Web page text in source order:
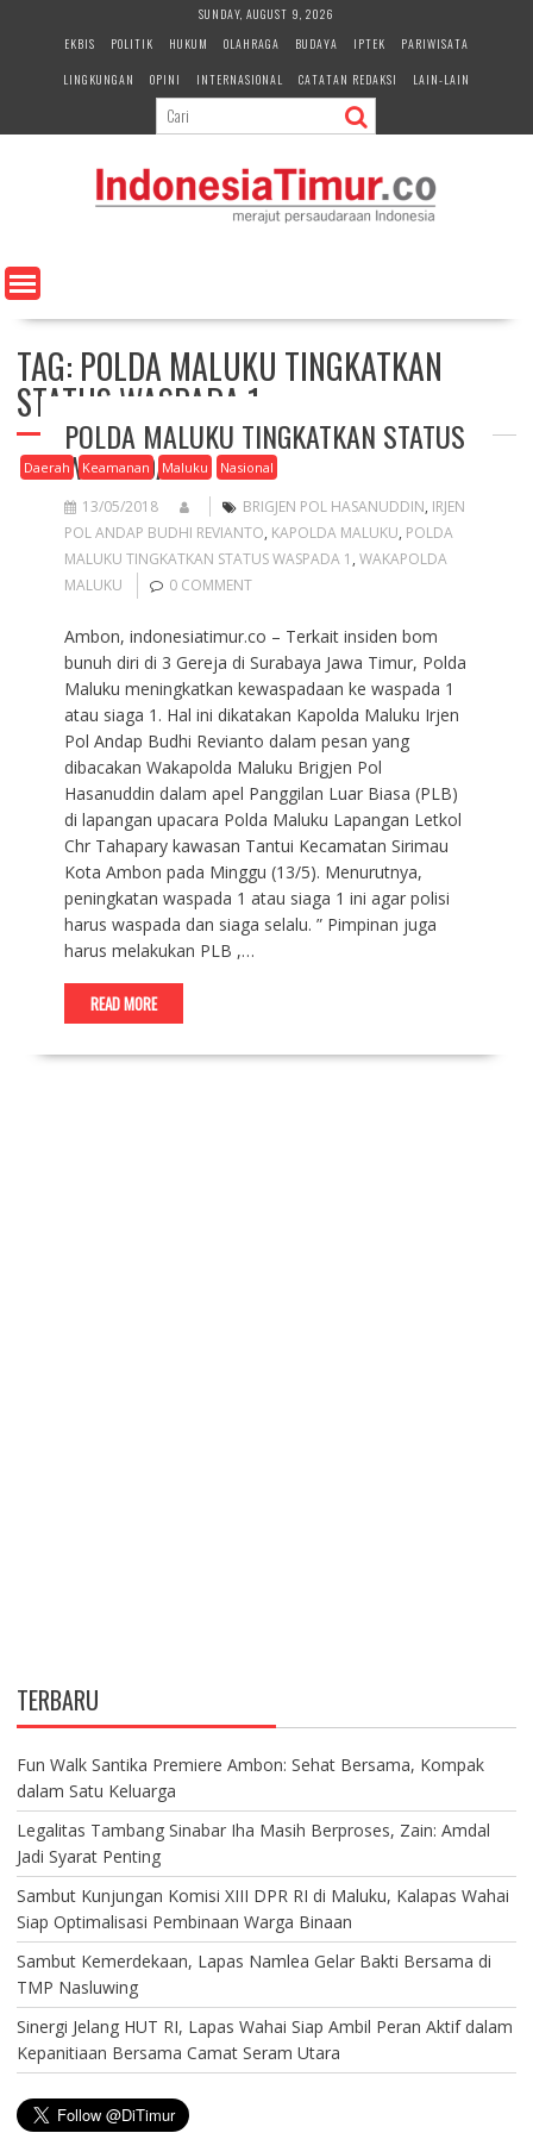
e
n
SUNDAY, AUGUST 9, 2026
EKBIS
POLITIK HUKUM OLAHRAGA BUDAYA IPTEK
PARIWISATA
LINGKUNGAN
OPINI INTERNASIONAL CATATAN REDAKSI LAIN-LAIN
TAG: POLDA MALUKU TINGKATKAN
STATUS WASPADA 1
Daerah Keamanan Maluku Nasional
POLDA MALUKU TINGKATKAN STATUS
WASPADA 1
13/05/2018 BRIGJEN POL HASANUDDIN, IRJEN
POL ANDAP BUDHI REVIANTO, KAPOLDA MALUKU, POLDA
MALUKU TINGKATKAN STATUS WASPADA 1 , WAKAPOLDA
MALUKU
0 COMMENT
Ambon, indonesiatimur.co – Terkait insiden bom
bunuh diri di 3 Gereja di Surabaya Jawa Timur, Polda
Maluku meningkatkan kewaspadaan ke waspada 1
atau siaga 1. Hal ini dikatakan Kapolda Maluku Irjen
Pol Andap Budhi Revianto dalam pesan yang
dibacakan Wakapolda Maluku Brigjen Pol
Hasanuddin dalam apel Panggilan Luar Biasa (PLB)
di lapangan upacara Polda Maluku Lapangan Letkol
Chr Tahapary kawasan Tantui Kecamatan Sirimau
Kota Ambon pada Minggu (13/5). Menurutnya,
peningkatan waspada 1 atau siaga 1 ini agar polisi
harus waspada dan siaga selalu. ” Pimpinan juga
harus melakukan PLB ,…
READ MORE
TERBARU
Fun Walk Santika Premiere Ambon: Sehat Bersama, Kompak
dalam Satu Keluarga
Legalitas Tambang Sinabar Iha Masih Berproses, Zain: Amdal
Jadi Syarat Penting
Sambut Kunjungan Komisi XIII DPR RI di Maluku, Kalapas Wahai
Siap Optimalisasi Pembinaan Warga Binaan
Sambut Kemerdekaan, Lapas Namlea Gelar Bakti Bersama di
TMP Nasluwing
Sinergi Jelang HUT RI, Lapas Wahai Siap Ambil Peran Aktif dalam
Kepanitiaan Bersama Camat Seram Utara